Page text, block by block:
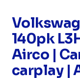
140pk
Airco |
carplay |